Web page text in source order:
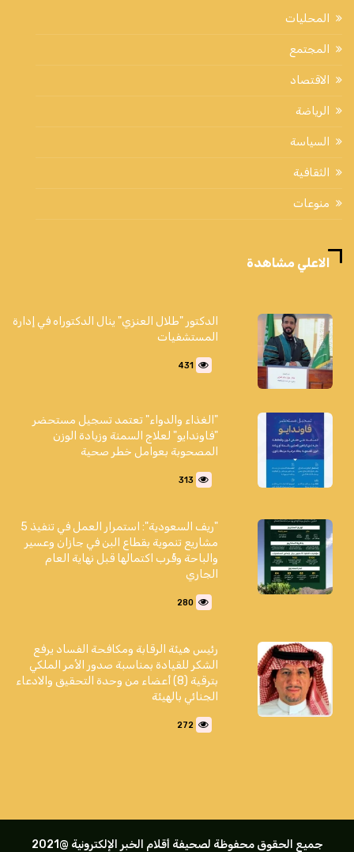
المحليات
المجتمع
الاقتصاد
الرياضة
السياسة
الثقافية
منوعات
الاعلي مشاهدة
الدكتور "طلال العنزي" ينال الدكتوراه في إدارة
المستشفيات
431
"الغذاء والدواء" تعتمد تسجيل مستحضر
"فاوندايو" لعلاج السمنة وزيادة الوزن
المصحوبة بعوامل خطر صحية
313
"ريف السعودية": استمرار العمل في تنفيذ 5
مشاريع تنموية بقطاع البن في جازان وعسير
والباحة وقُرب اكتمالها قبل نهاية العام
الجاري
280
رئيس هيئة الرقابة ومكافحة الفساد يرفع
الشكر للقيادة بمناسبة صدور الأمر الملكي
بترقية (8) أعضاء من وحدة التحقيق والادعاء
الجنائي بالهيئة
272
جميع الحقوق محفوظة لصحيفة أقلام الخبر الإلكترونية @2021